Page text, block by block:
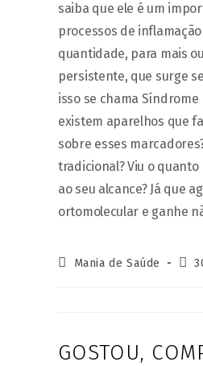
saiba que ele é um
processos de
quantidade, para mais
persistente, que surge
isso se chama
existem aparelhos que
sobre esses
tradicional? Viu o
ao seu alcance? Já que
ortomolecular e ganhe
AutorMania de Saúde
Post
GOSTOU,